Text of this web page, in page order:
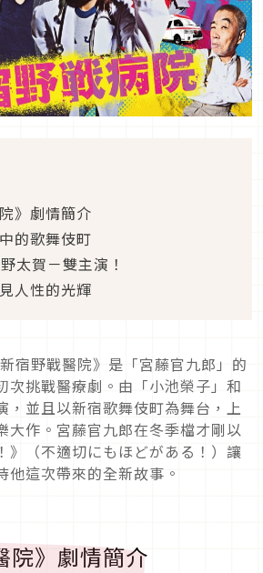
》劇情簡介
的歌舞伎町
太賀－雙主演！
人性的光輝
宿野戰醫院》是「宮藤官九郎」的
次挑戰醫療劇。由「小池榮子」和
，並且以新宿歌舞伎町為舞台，上
大作。宮藤官九郎在冬季檔才剛以
》（不適切にもほどがある！）讓
他這次帶來的全新故事。
院》劇情簡介